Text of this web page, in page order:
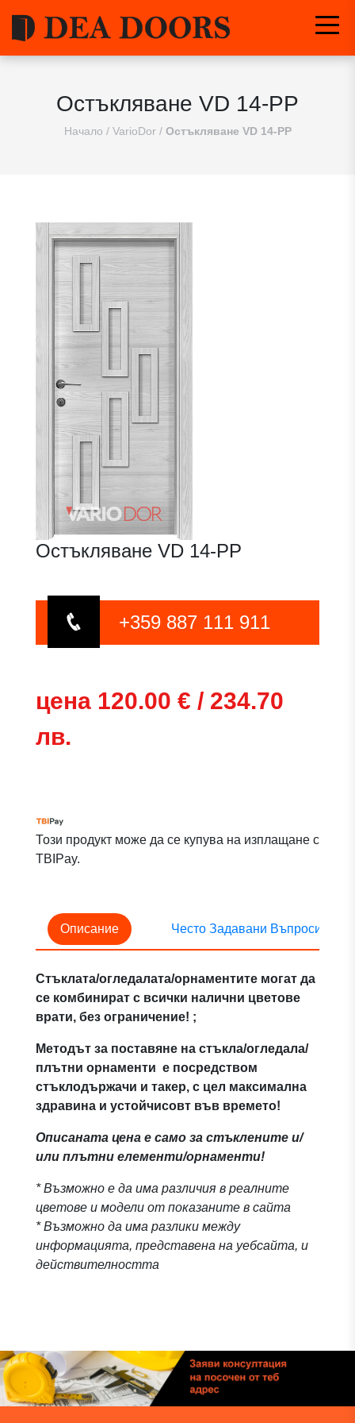
Остъкляване VD 14-PP
Начало / VarioDor/ Остъкляване VD 14-PP
Остъкляване VD 14-PP
+359 887 111 911
цена 120.00 € / 234.70
лв.
Този продукт може да се купува на изплащане с
TBIPay.
Описание Често Задавани Въпроси
Стъклата/огледалата/орнаментите могат да
се комбинират с всички налични цветове
врати, без ограничение! ;
Методът за поставяне на стъкла/огледала/
плътни орнаменти е посредством
стъклодържачи и такер, с цел максимална
здравина и устойчисовт във времето!
Описаната цена е само за стъклените и/
или плътни елементи/орнаменти!
* Възможно е да има различия в реалните
цветове и модели от показаните в сайта
* Възможно да има разлики между
информацията, представена на уебсайта, и
действителността